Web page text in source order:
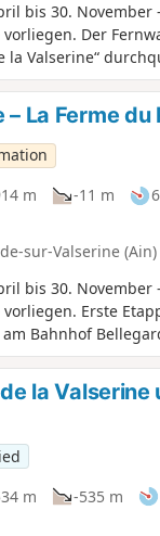
bis 30. November
Der
la Valserine“
Departement Ain.
durch den
die
des Valserine-
du Jura. Ein
Naturschutzgebiet
Vorschriften
an der Leine
halten Sie
La Ferme du
m -11 m
sur-Valserine (Ain)
bis 30. November
Erste
Bahnhof
dem Weiler Ochiaz
Retord ansteigt.
erwartet Sie
Gebirge und die
mit der Möglichkeit,
oder bis zur
la Valserine
m -535 m